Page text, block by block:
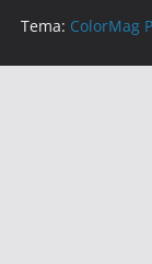
Tema: ColorMag